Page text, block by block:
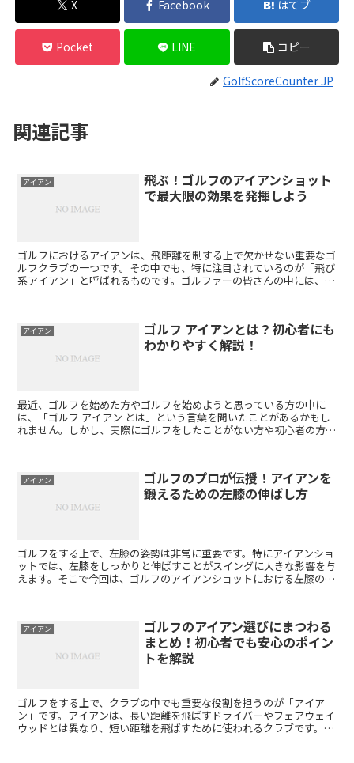
X Facebook はてブ
Pocket LINE コピー
GolfScoreCounter JP
関連記事
アイアン
飛ぶ！ゴルフのアイアンショット
で最大限の効果を発揮しよう
ゴルフにおけるアイアンは、飛距離を制する上で欠かせない重要なゴ
ルフクラブの一つです。その中でも、特に注目されているのが「飛び
系アイアン」と呼ばれるものです。ゴルファーの皆さんの中には、
アイアン
ゴルフ アイアンとは？初心者にも
わかりやすく解説！
最近、ゴルフを始めた方やゴルフを始めようと思っている方の中に
は、「ゴルフ アイアン とは」という言葉を聞いたことがあるかもし
れません。しかし、実際にゴルフをしたことがない方や初心者の方に
アイアン
ゴルフのプロが伝授！アイアンを
鍛えるための左膝の伸ばし方
ゴルフをする上で、左膝の姿勢は非常に重要です。特にアイアンショ
ットでは、左膝をしっかりと伸ばすことがスイングに大きな影響を与
えます。そこで今回は、ゴルフのアイアンショットにおける左膝の重
アイアン
ゴルフのアイアン選びにまつわる
まとめ！初心者でも安心のポイン
トを解説
ゴルフをする上で、クラブの中でも重要な役割を担うのが「アイア
ン」です。アイアンは、長い距離を飛ばすドライバーやフェアウェイ
ウッドとは異なり、短い距離を飛ばすために使われるクラブです。そ